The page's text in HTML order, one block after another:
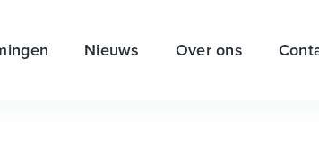
Nieuws Over ons